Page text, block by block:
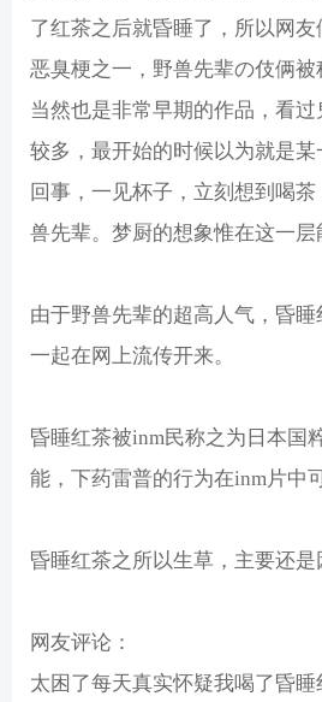
了红茶之后就昏睡了，所以网友
恶臭梗之一，野兽先辈の伎俩被
当然也是非常早期的作品，看
较多，最开始的时候以为就是
回事，一见杯子，立刻想到喝
兽先辈。梦厨的想象惟在这一层
由于野兽先辈的超高人气，昏
一起在网上流传开来。
昏睡红茶被inm民称之为日本国
能，下药雷普的行为在inm片中
昏睡红茶之所以生草，主要还是
网友评论：
太困了每天真实怀疑我喝了昏睡